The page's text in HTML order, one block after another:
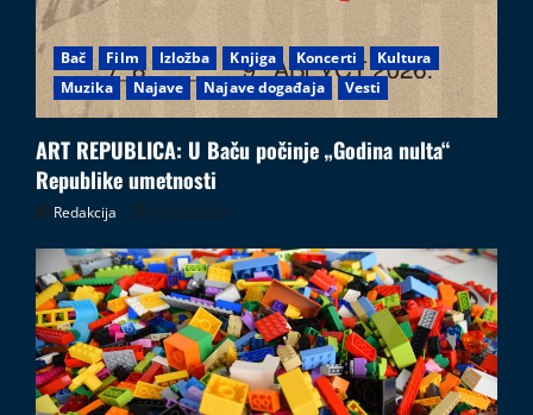
Bač Film Izložba Knjiga Koncerti
Kultura
Muzika
Najave Najave događaja Vesti
ART REPUBLICA: U Baču počinje „Godina nulta“
Republike umetnosti
Redakcija 05.08.2026